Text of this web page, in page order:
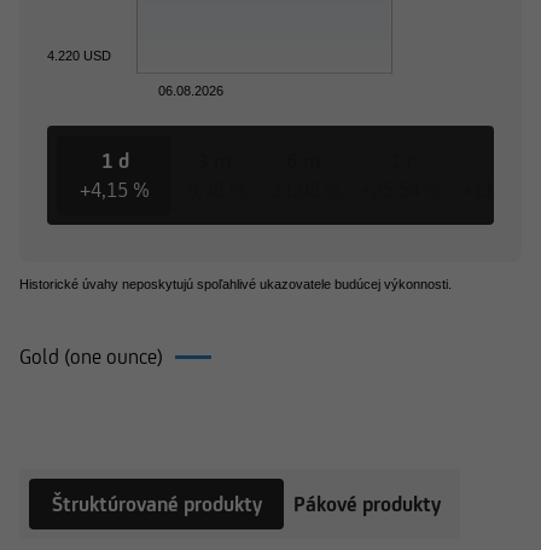
06.08.2026
4.220 USD
1 d
+4,15 %
Historické úvahy neposkytujú spoľahlivé ukazovatele budúcej výkonnosti.
Gold (one ounce)
Štruktúrované produkty Pákové produkty